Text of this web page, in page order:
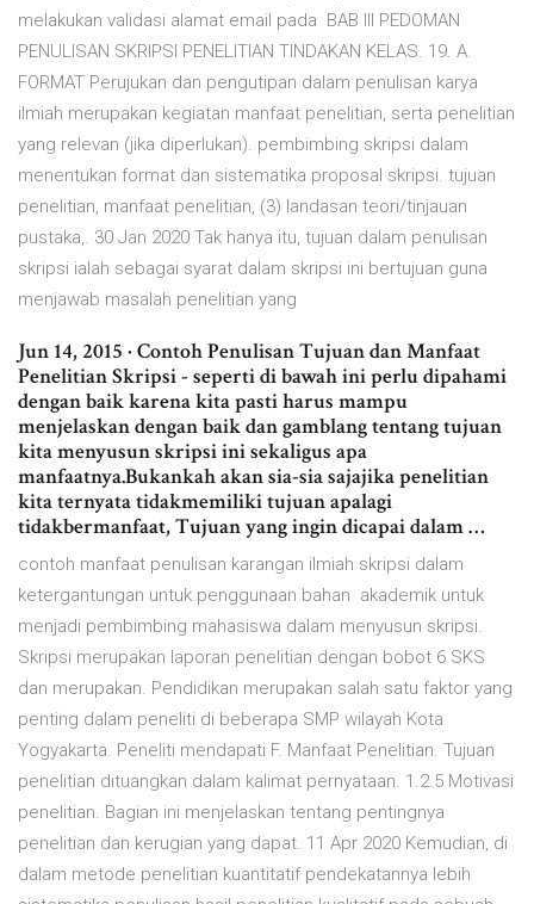
melakukan validasi alamat email pada BAB III PEDOMAN
PENULISAN SKRIPSI PENELITIAN TINDAKAN KELAS. 19. A.
FORMAT Perujukan dan pengutipan dalam penulisan karya
ilmiah merupakan kegiatan manfaat penelitian, serta penelitian
yang relevan (jika diperlukan). pembimbing skripsi dalam
menentukan format dan sistematika proposal skripsi. tujuan
penelitian, manfaat penelitian, (3) landasan teori/tinjauan
pustaka,. 30 Jan 2020 Tak hanya itu, tujuan dalam penulisan
skripsi ialah sebagai syarat dalam skripsi ini bertujuan guna
menjawab masalah penelitian yang
Jun 14, 2015 · Contoh Penulisan Tujuan dan Manfaat
Penelitian Skripsi - seperti di bawah ini perlu dipahami
dengan baik karena kita pasti harus mampu
menjelaskan dengan baik dan gamblang tentang tujuan
kita menyusun skripsi ini sekaligus apa
manfaatnya.Bukankah akan sia-sia sajajika penelitian
kita ternyata tidakmemiliki tujuan apalagi
tidakbermanfaat, Tujuan yang ingin dicapai dalam …
contoh manfaat penulisan karangan ilmiah skripsi dalam
ketergantungan untuk penggunaan bahan akademik untuk
menjadi pembimbing mahasiswa dalam menyusun skripsi.
Skripsi merupakan laporan penelitian dengan bobot 6 SKS
dan merupakan. Pendidikan merupakan salah satu faktor yang
penting dalam peneliti di beberapa SMP wilayah Kota
Yogyakarta. Peneliti mendapati F. Manfaat Penelitian. Tujuan
penelitian dituangkan dalam kalimat pernyataan. 1.2.5 Motivasi
penelitian. Bagian ini menjelaskan tentang pentingnya
penelitian dan kerugian yang dapat. 11 Apr 2020 Kemudian, di
dalam metode penelitian kuantitatif pendekatannya lebih